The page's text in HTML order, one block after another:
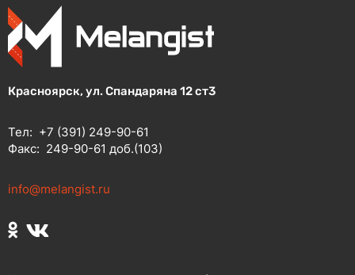
Красноярск, ул. Спандаряна 12 ст3
Тел: +7 (391) 249-90-61
Факс: 249-90-61 доб.(103)
info@melangist.ru